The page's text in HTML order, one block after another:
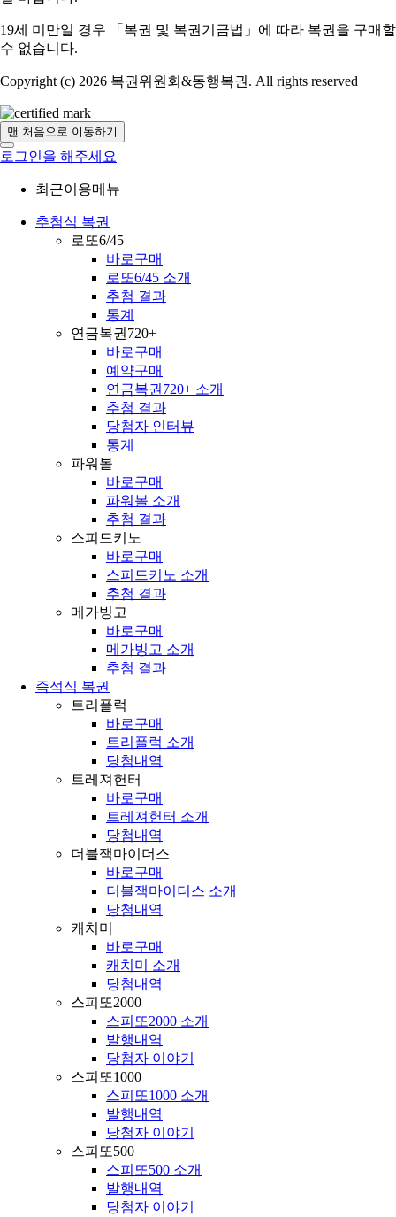
19세 미만일 경우 「복권 및 복권기금법」에 따라 복권을 구매할
수 없습니다.
Copyright (c) 2026 복권위원회&동행복권. All rights reserved
맨 처음으로 이동하기
로그인을 해주세요
최근이용메뉴
추첨식 복권
로또6/45
바로구매
로또6/45 소개
추첨 결과
통계
연금복권720+
바로구매
예약구매
연금복권720+ 소개
추첨 결과
당첨자 인터뷰
통계
파워볼
바로구매
파워볼 소개
추첨 결과
스피드키노
바로구매
스피드키노 소개
추첨 결과
메가빙고
바로구매
메가빙고 소개
추첨 결과
즉석식 복권
트리플럭
바로구매
트리플럭 소개
당첨내역
트레져헌터
바로구매
트레져헌터 소개
당첨내역
더블잭마이더스
바로구매
더블잭마이더스 소개
당첨내역
캐치미
바로구매
캐치미 소개
당첨내역
스피또2000
스피또2000 소개
발행내역
당첨자 이야기
스피또1000
스피또1000 소개
발행내역
당첨자 이야기
스피또500
스피또500 소개
발행내역
당첨자 이야기